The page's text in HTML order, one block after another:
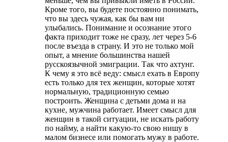
Кроме того, вы будете постоянно понимать,
что вы здесь чужая, как бы вам ни
улыбались. Понимание и осознание этого
факта приходит тоже не сразу, лет через 5-6
после въезда в страну. И это не только мой
опыт, а мнение большинства нашей
русскоязычной эмиграции. Так что ахтунг.
К чему я это всё веду: смысл ехать в Европу
есть только для тех женщин, которые хотят
нормальную, традиционную семью
построить. Женщина с детьми дома и на
кухне, мужчина работает. Имеет смысл для
женщин в такой ситуации, не искать работу
по найму, а найти какую-то свою нишу в
малом бизнесе или помогать мужу в работе.